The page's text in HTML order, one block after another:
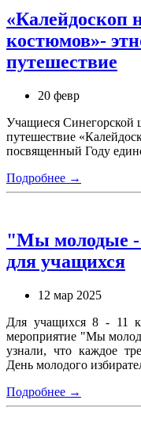
«Калейдоскоп
костюмов»-
путешествие
20 февр
Учащиеся Синегорской
путешествие
посвященный Году
Подробнее →
"Мы молодые -
для учащихся
12 мар 2025
Для учащихся 8 - 11
мероприятие "Мы
узнали, что каждое
День молодого
Подробнее →